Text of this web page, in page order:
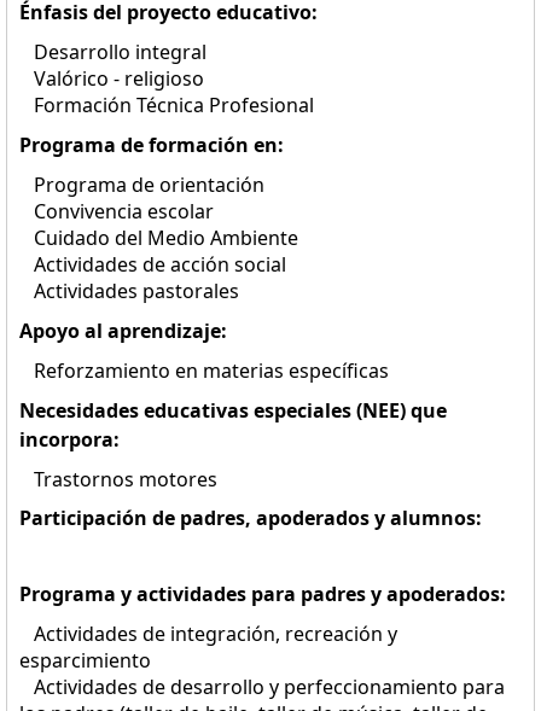
Énfasis del proyecto educativo:
Desarrollo integral
Valórico - religioso
Formación Técnica Profesional
Programa de formación en:
Programa de orientación
Convivencia escolar
Cuidado del Medio Ambiente
Actividades de acción social
Actividades pastorales
Apoyo al aprendizaje:
Reforzamiento en materias específicas
Necesidades educativas especiales (NEE) que
incorpora:
Trastornos motores
Participación de padres, apoderados y alumnos:
Programa y actividades para padres y apoderados:
Actividades de integración, recreación y
esparcimiento
Actividades de desarrollo y perfeccionamiento para